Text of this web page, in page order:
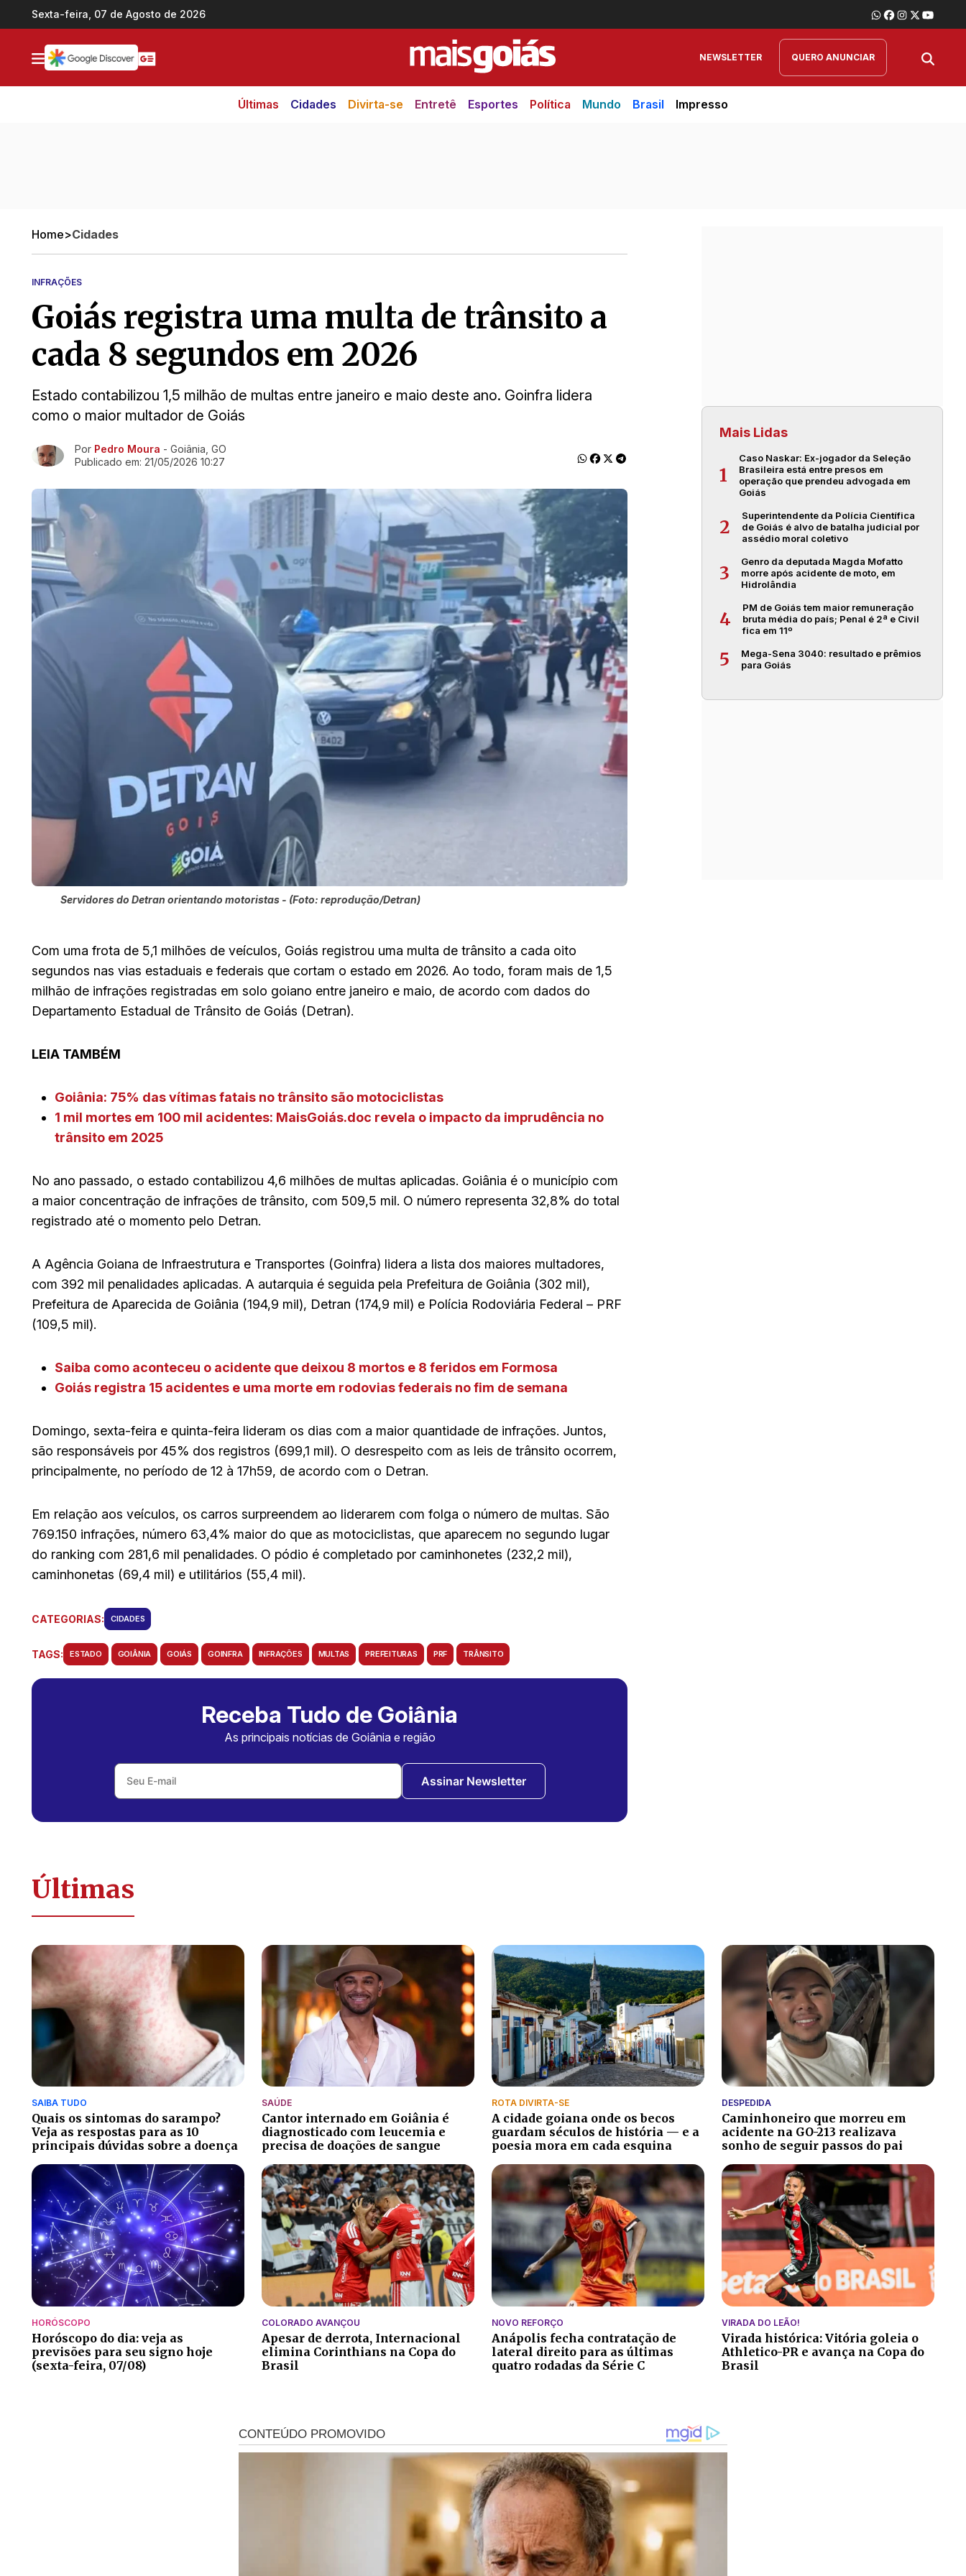
Ir direto pro conteúdo
Sexta-feira, 07 de Agosto de 2026
NEWSLETTER QUERO ANUNCIAR
Últimas Cidades Divirta-se Entretê Esportes Política Mundo Brasil Impresso
Home>Cidades
INFRAÇÕES
Goiás registra uma multa de trânsito a
cada 8 segundos em 2026
Estado contabilizou 1,5 milhão de multas entre janeiro e maio deste ano. Goinfra lidera
como o maior multador de Goiás
Ir direto pra matéria
Por Pedro Moura - Goiânia, GO
Publicado em: 21/05/2026 10:27
Servidores do Detran orientando motoristas - (Foto: reprodução/Detran)
Com uma frota de 5,1 milhões de veículos, Goiás registrou uma multa de trânsito a cada oito
segundos nas vias estaduais e federais que cortam o estado em 2026. Ao todo, foram mais de 1,5
milhão de infrações registradas em solo goiano entre janeiro e maio, de acordo com dados do
Departamento Estadual de Trânsito de Goiás (Detran).
LEIA TAMBÉM
Goiânia: 75% das vítimas fatais no trânsito são motociclistas
1 mil mortes em 100 mil acidentes: MaisGoiás.doc revela o impacto da imprudência no
trânsito em 2025
No ano passado, o estado contabilizou 4,6 milhões de multas aplicadas. Goiânia é o município com
a maior concentração de infrações de trânsito, com 509,5 mil. O número representa 32,8% do total
registrado até o momento pelo Detran.
A Agência Goiana de Infraestrutura e Transportes (Goinfra) lidera a lista dos maiores multadores,
com 392 mil penalidades aplicadas. A autarquia é seguida pela Prefeitura de Goiânia (302 mil),
Prefeitura de Aparecida de Goiânia (194,9 mil), Detran (174,9 mil) e Polícia Rodoviária Federal – PRF
(109,5 mil).
Saiba como aconteceu o acidente que deixou 8 mortos e 8 feridos em Formosa
Goiás registra 15 acidentes e uma morte em rodovias federais no fim de semana
Domingo, sexta-feira e quinta-feira lideram os dias com a maior quantidade de infrações. Juntos,
são responsáveis por 45% dos registros (699,1 mil). O desrespeito com as leis de trânsito ocorrem,
principalmente, no período de 12 à 17h59, de acordo com o Detran.
Em relação aos veículos, os carros surpreendem ao liderarem com folga o número de multas. São
769.150 infrações, número 63,4% maior do que as motociclistas, que aparecem no segundo lugar
do ranking com 281,6 mil penalidades. O pódio é completado por caminhonetes (232,2 mil),
caminhonetas (69,4 mil) e utilitários (55,4 mil).
CATEGORIAS: CIDADES
TAGS: ESTADO GOIÂNIA GOIÁS GOINFRA INFRAÇÕES MULTAS PREFEITURAS PRF TRÂNSITO
Receba Tudo de Goiânia
As principais notícias de Goiânia e região
Assinar Newsletter
Mais Lidas
1
Caso Naskar: Ex-jogador da Seleção
Brasileira está entre presos em
operação que prendeu advogada em
Goiás
2
Superintendente da Polícia Científica
de Goiás é alvo de batalha judicial por
assédio moral coletivo
3
Genro da deputada Magda Mofatto
morre após acidente de moto, em
Hidrolândia
4
PM de Goiás tem maior remuneração
bruta média do país; Penal é 2ª e Civil
fica em 11º
5
Mega-Sena 3040: resultado e prêmios
para Goiás
Últimas
SAIBA TUDO
Quais os sintomas do sarampo?
Veja as respostas para as 10
principais dúvidas sobre a doença
SAÚDE
Cantor internado em Goiânia é
diagnosticado com leucemia e
precisa de doações de sangue
ROTA DIVIRTA-SE
A cidade goiana onde os becos
guardam séculos de história — e a
poesia mora em cada esquina
DESPEDIDA
Caminhoneiro que morreu em
acidente na GO-213 realizava
sonho de seguir passos do pai
HORÓSCOPO
Horóscopo do dia: veja as
previsões para seu signo hoje
(sexta-feira, 07/08)
COLORADO AVANÇOU
Apesar de derrota, Internacional
elimina Corinthians na Copa do
Brasil
NOVO REFORÇO
Anápolis fecha contratação de
lateral direito para as últimas
quatro rodadas da Série C
VIRADA DO LEÃO!
Virada histórica: Vitória goleia o
Athletico-PR e avança na Copa do
Brasil